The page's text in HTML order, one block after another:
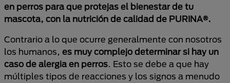
en perros para que protejas el bienestar de tu
mascota, con la nutrición de calidad de PURINA®.
Contrario a lo que ocurre generalmente con nosotros
los humanos, es muy complejo determinar si hay un
caso de alergia en perros. Esto se debe a que hay
múltiples tipos de reacciones y los signos a menudo